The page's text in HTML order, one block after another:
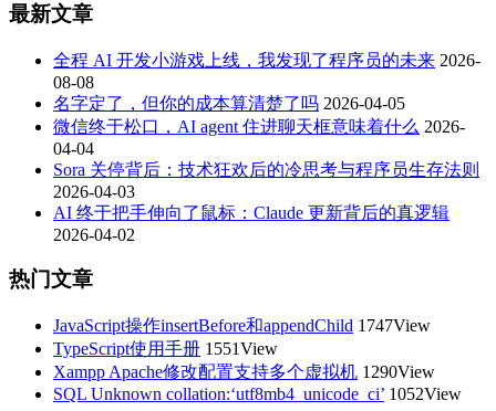
最新文章
全程 AI 开发小游戏上线，我发现了程序员的未来 2026-
08-08
名字定了，但你的成本算清楚了吗 2026-04-05
微信终于松口，AI agent 住进聊天框意味着什么 2026-
04-04
Sora 关停背后：技术狂欢后的冷思考与程序员生存法则
2026-04-03
AI 终于把手伸向了鼠标：Claude 更新背后的真逻辑
2026-04-02
热门文章
JavaScript操作insertBefore和appendChild 1747View
TypeScript使用手册 1551View
Xampp Apache修改配置支持多个虚拟机 1290View
SQL Unknown collation:‘utf8mb4_unicode_ci’ 1052View